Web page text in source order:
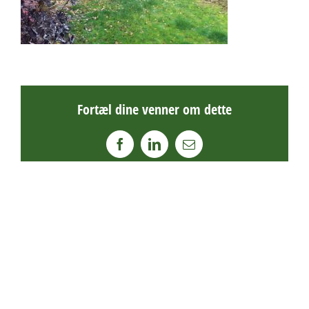
Fortæl dine venner om dette
FacebookLinkedIn
E-
mail